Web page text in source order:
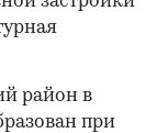
район в
при